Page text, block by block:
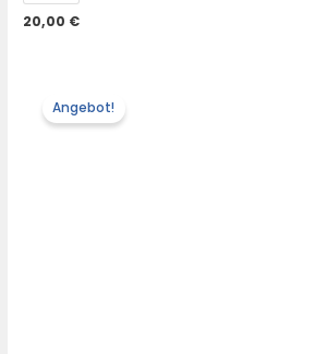
20,00 €
Angebot!